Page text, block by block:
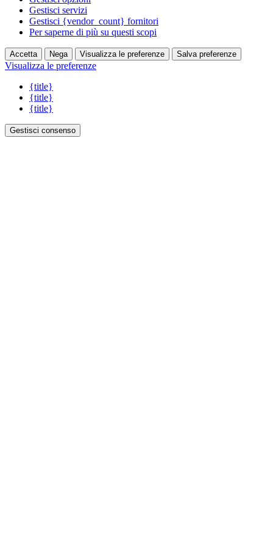
Gestisci servizi
Gestisci {vendor_count} fornitori
Per saperne di più su questi scopi
Accetta Nega Visualizza le preferenze Salva preferenze
Visualizza le preferenze
{title}
{title}
{title}
Gestisci consenso